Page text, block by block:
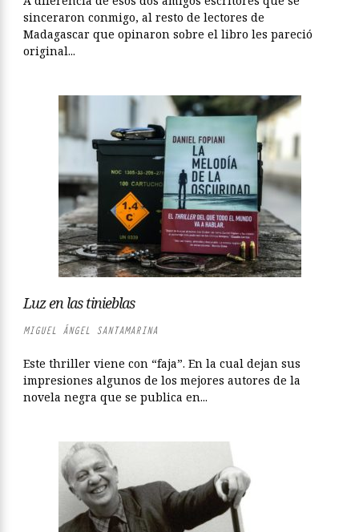
sinceraron conmigo, al resto de lectores de
Madagascar que opinaron sobre el libro les pareció
original...
Luz en las tinieblas
MIGUEL ÁNGEL SANTAMARINA
Este thriller viene con “faja”. En la cual dejan sus
impresiones algunos de los mejores autores de la
novela negra que se publica en...